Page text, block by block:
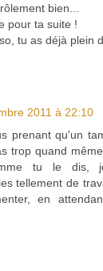
bien...
pour ta suite !
tu as déjà plein
2011 à 22:10
prenant qu'un
trop quand
tu le dis,
tellement de
en